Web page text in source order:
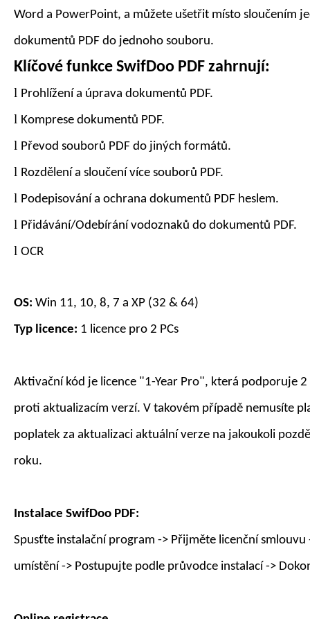
Word a PowerPoint, a můžete ušetřit místo sloučením
dokumentů PDF do jednoho souboru.
Klíčové funkce SwifDoo PDF zahrnují:
l Prohlížení a úprava dokumentů PDF.
l Komprese dokumentů PDF.
l Převod souborů PDF do jiných formátů.
l Rozdělení a sloučení více souborů PDF.
l Podepisování a ochrana dokumentů PDF heslem.
l Přidávání/Odebírání vodoznaků do dokumentů PDF.
l OCR
OS: Win 11, 10, 8, 7 a XP (32 & 64)
Typ licence: 1 licence pro 2 PCs
Aktivační kód je licence "1-Year Pro", která podporuje 2
proti aktualizacím verzí. V takovém případě nemusíte
poplatek za aktualizaci aktuální verze na jakoukoli
roku.
Instalace SwifDoo PDF:
Spusťte instalační program -> Přijměte licenční smlouvu
umístění -> Postupujte podle průvodce instalací ->